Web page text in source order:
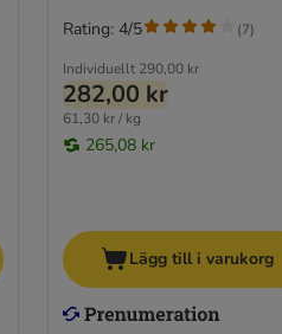
Individuellt 290,00 kr
282,00 kr
61,30 kr / kg
265,08 kr
Rating: 4/5 (7)
Lägg till i varukorg